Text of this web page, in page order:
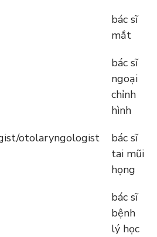
bác sĩ
mắt
bác sĩ
ngoại
chỉnh
hình
otolaryngologist
bác sĩ
tai mũi
họng
bác sĩ
bệnh
lý học